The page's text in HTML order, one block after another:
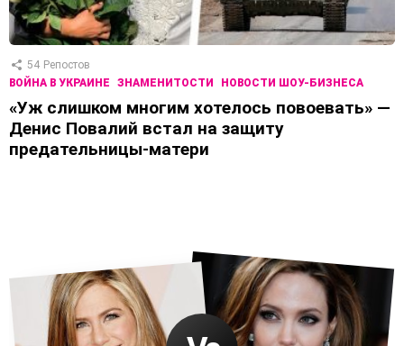
54 Репостов
ВОЙНА В УКРАИНЕ
ЗНАМЕНИТОСТИ НОВОСТИ ШОУ-БИЗНЕСА
«Уж слишком многим хотелось повоевать» —
Денис Повалий встал на защиту
предательницы-матери